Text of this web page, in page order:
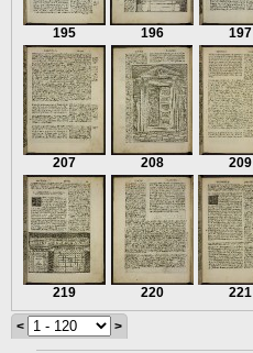
195 196 197
207 208 209
219 220 221
< >